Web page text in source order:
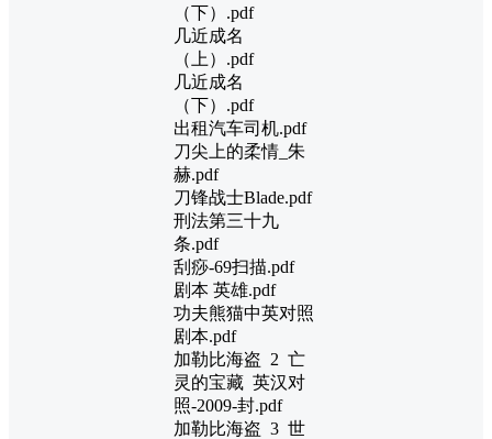
（下）.pdf
几近成名
（上）.pdf
几近成名
（下）.pdf
出租汽车司机.pdf
刀尖上的柔情_朱
赫.pdf
刀锋战士Blade.pdf
刑法第三十九
条.pdf
刮痧-69扫描.pdf
剧本 英雄.pdf
功夫熊猫中英对照
剧本.pdf
加勒比海盗 2 亡
灵的宝藏 英汉对
照-2009-封.pdf
加勒比海盗 3 世